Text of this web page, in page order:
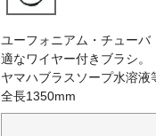
ユーフォニアム・チュー
適なワイヤー付きブラシ。
ヤマハブラスソープ水溶液
全長1350mm